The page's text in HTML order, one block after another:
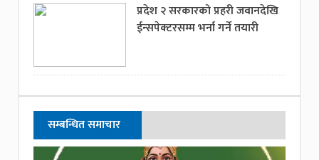
प्रदेश २ सरकारको प्रहरी जवानदेखि
ईन्सपेक्टरसम्म भर्ना गर्ने तयारी
सम्बन्धित समाचार